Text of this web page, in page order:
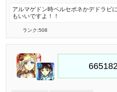
アルマゲドン時ペルセポネかデドラビ
もいいですよ！！
ランク:508